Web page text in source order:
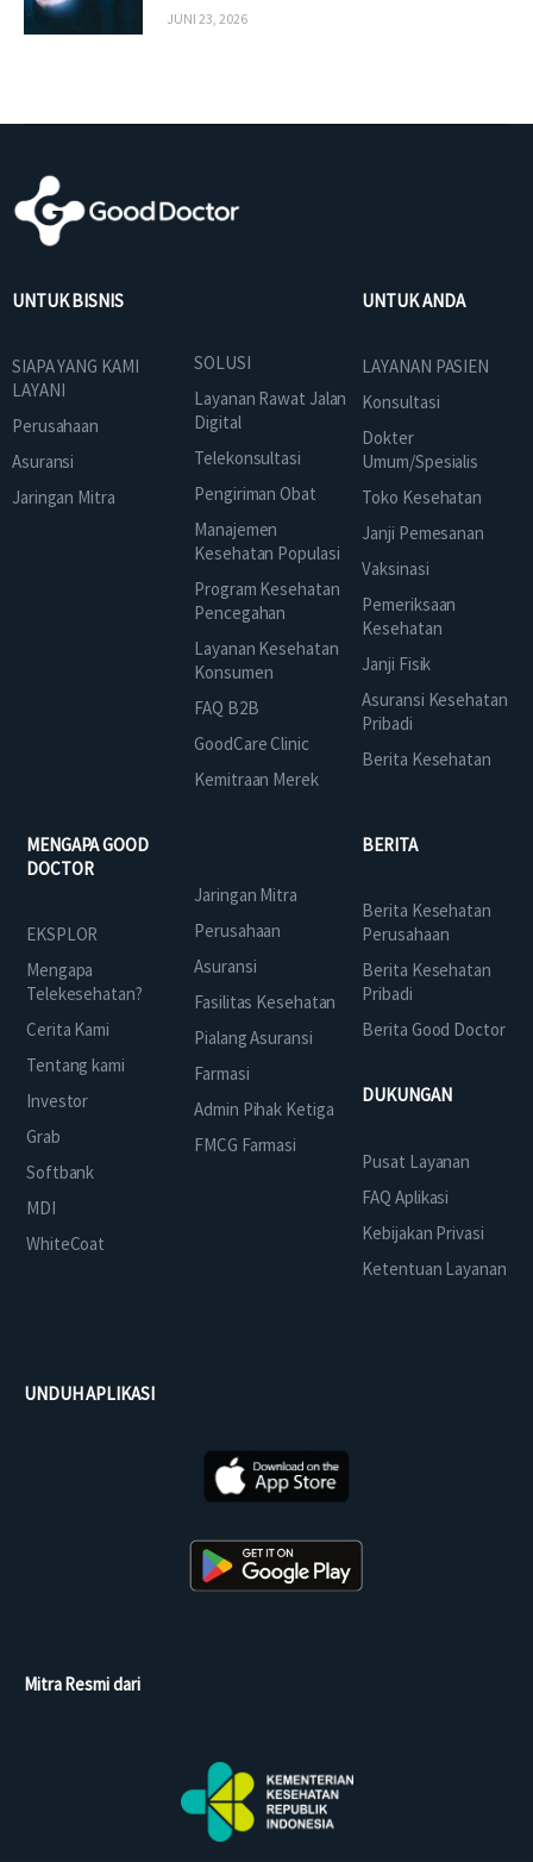
JUNI 23, 2026
UNTUK BISNIS
SIAPA YANG KAMI
LAYANI
Perusahaan
Asuransi
Jaringan Mitra
SOLUSI
Layanan Rawat Jalan
Digital
Telekonsultasi
Pengiriman Obat
Manajemen
Kesehatan Populasi
Program Kesehatan
Pencegahan
Layanan Kesehatan
Konsumen
FAQ B2B
GoodCare Clinic
Kemitraan Merek
UNTUK ANDA
LAYANAN PASIEN
Konsultasi
Dokter
Umum/Spesialis
Toko Kesehatan
Janji Pemesanan
Vaksinasi
Pemeriksaan
Kesehatan
Janji Fisik
Asuransi Kesehatan
Pribadi
Berita Kesehatan
MENGAPA GOOD
DOCTOR
EKSPLOR
Mengapa
Telekesehatan?
Cerita Kami
Tentang kami
Investor
Grab
Softbank
MDI
WhiteCoat
Jaringan Mitra
Perusahaan
Asuransi
Fasilitas Kesehatan
Pialang Asuransi
Farmasi
Admin Pihak Ketiga
FMCG Farmasi
BERITA
Berita Kesehatan
Perusahaan
Berita Kesehatan
Pribadi
Berita Good Doctor
DUKUNGAN
Pusat Layanan
FAQ Aplikasi
Kebijakan Privasi
Ketentuan Layanan
UNDUH APLIKASI
Mitra Resmi dari